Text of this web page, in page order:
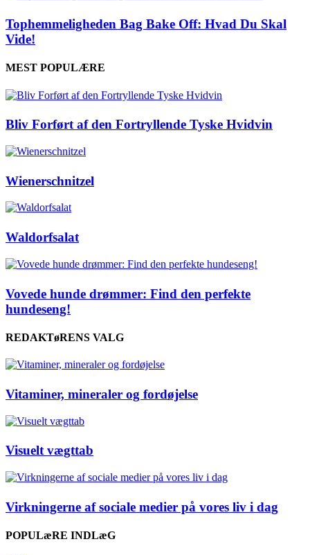
Tophemmeligheden Bag Bake Off: Hvad Du Skal
Vide!
MEST POPULÆRE
Bliv Forført af den Fortryllende Tyske Hvidvin
Wienerschnitzel
Waldorfsalat
Vovede hunde drømmer: Find den perfekte
hundeseng!
REDAKTøRENS VALG
Vitaminer, mineraler og fordøjelse
Visuelt vægttab
Virkningerne af sociale medier på vores liv i dag
POPULæRE INDLæG